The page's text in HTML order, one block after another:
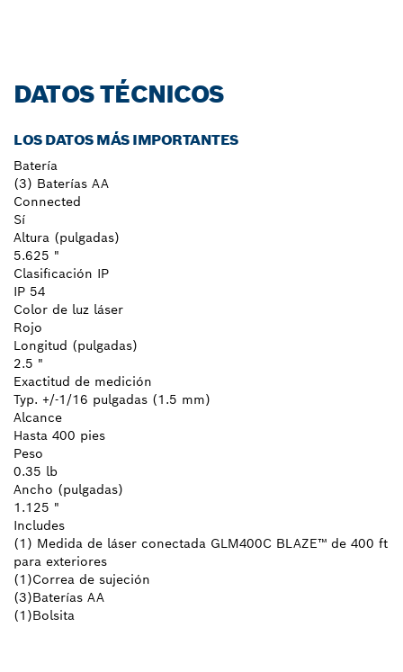
DATOS TÉCNICOS
LOS DATOS MÁS IMPORTANTES
Batería
(3) Baterías AA
Connected
Sí
Altura (pulgadas)
5.625 "
Clasificación IP
IP 54
Color de luz láser
Rojo
Longitud (pulgadas)
2.5 "
Exactitud de medición
Typ. +/-1/16 pulgadas (1.5 mm)
Alcance
Hasta 400 pies
Peso
0.35 lb
Ancho (pulgadas)
1.125 "
Includes
(1) Medida de láser conectada GLM400C BLAZE™ de 400 ft
para exteriores
(1)Correa de sujeción
(3)Baterías AA
(1)Bolsita